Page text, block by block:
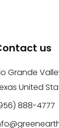
us
Grande
United
888-4777